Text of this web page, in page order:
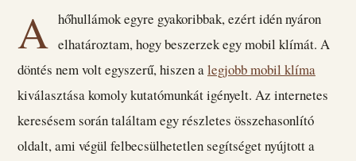
A hőhullámok egyre gyakoribbak, ezért idén nyáron
elhatároztam, hogy beszerzek egy mobil klímát. A
döntés nem volt egyszerű, hiszen alegjobb mobil klíma
kiválasztása komoly kutatómunkát igényelt. Az internetes
keresésem során találtam egy részletes összehasonlító
oldalt, ami végül felbecsülhetetlen segítséget nyújtott a